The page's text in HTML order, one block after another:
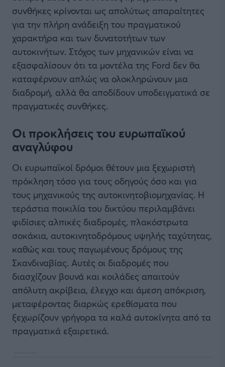
συνθήκες κρίνονται ως απολύτως απαραίτητες
για την πλήρη ανάδειξη του πραγματικού
χαρακτήρα και των δυνατοτήτων των
αυτοκινήτων. Στόχος των μηχανικών είναι να
εξασφαλίσουν ότι τα μοντέλα της Ford δεν θα
καταφέρνουν απλώς να ολοκληρώνουν μια
διαδρομή, αλλά θα αποδίδουν υποδειγματικά σε
πραγματικές συνθήκες.
Οι προκλήσεις του ευρωπαϊκού
αναγλύφου
Οι ευρωπαϊκοί δρόμοι θέτουν μια ξεχωριστή
πρόκληση τόσο για τους οδηγούς όσο και για
τους μηχανικούς της αυτοκινητοβιομηχανίας. Η
τεράστια ποικιλία του δικτύου περιλαμβάνει
φιδίσιες αλπικές διαδρομές, πλακόστρωτα
σοκάκια, αυτοκινητοδρόμους υψηλής ταχύτητας,
καθώς και τους παγωμένους δρόμους της
Σκανδιναβίας. Αυτές οι διαδρομές που
διασχίζουν βουνά και κοιλάδες απαιτούν
απόλυτη ακρίβεια, έλεγχο και άμεση απόκριση,
μεταφέροντας διαρκώς ερεθίσματα που
ξεχωρίζουν γρήγορα τα καλά αυτοκίνητα από τα
πραγματικά εξαιρετικά.